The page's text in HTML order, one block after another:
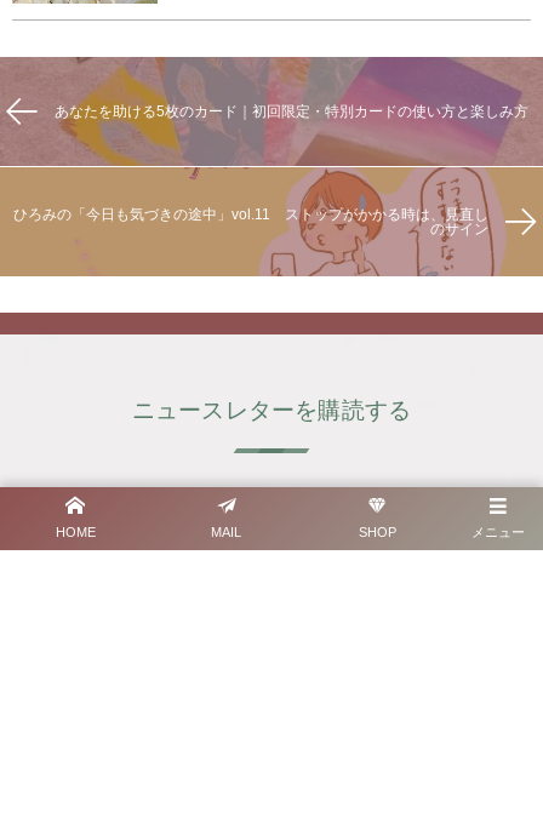
あなたを助ける5枚のカード｜初回限定・特別カードの使い方と楽しみ方
ひろみの「今日も気づきの途中」vol.11 ストップがかかる時は、見直し
のサイン
メニュー
HOME MAIL SHOP
ニュースレターを購読する
Welcome